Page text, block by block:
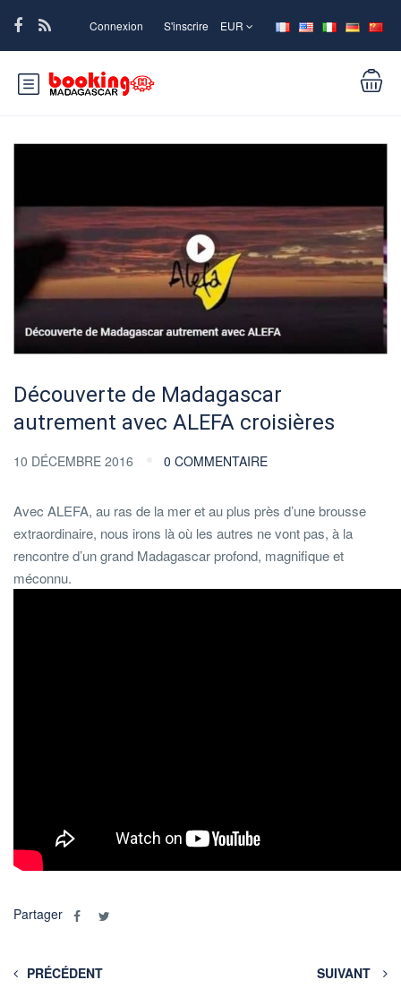
Connexion S'inscrire EUR
Découverte de Madagascar
autrement avec ALEFA croisières
10 DÉCEMBRE 2016 0 COMMENTAIRE
Avec ALEFA, au ras de la mer et au plus près d’une brousse
extraordinaire, nous irons là où les autres ne vont pas, à la
rencontre d’un grand Madagascar profond, magnifique et
méconnu.
Partager
PRÉCÉDENT SUIVANT